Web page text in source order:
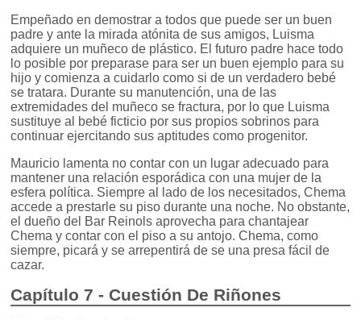
Empeñado en demostrar a todos que puede ser un buen
padre y ante la mirada atónita de sus amigos, Luisma
adquiere un muñeco de plástico. El futuro padre hace todo
lo posible por preparase para ser un buen ejemplo para su
hijo y comienza a cuidarlo como si de un verdadero bebé
se tratara. Durante su manutención, una de las
extremidades del muñeco se fractura, por lo que Luisma
sustituye al bebé ficticio por sus propios sobrinos para
continuar ejercitando sus aptitudes como progenitor.
Mauricio lamenta no contar con un lugar adecuado para
mantener una relación esporádica con una mujer de la
esfera política. Siempre al lado de los necesitados, Chema
accede a prestarle su piso durante una noche. No obstante,
el dueño del Bar Reinols aprovecha para chantajear
Chema y contar con el piso a su antojo. Chema, como
siempre, picará y se arrepentirá de se una presa fácil de
cazar.
Capítulo 7 - Cuestión De Riñones